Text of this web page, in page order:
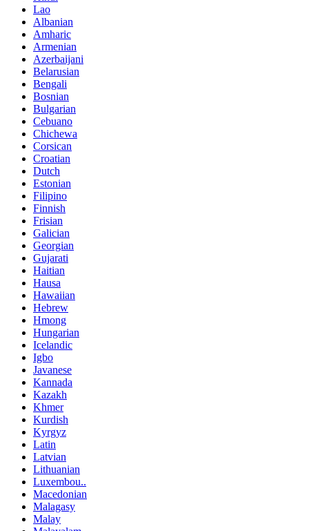
Lao
Albanian
Amharic
Armenian
Azerbaijani
Belarusian
Bengali
Bosnian
Bulgarian
Cebuano
Chichewa
Corsican
Croatian
Dutch
Estonian
Filipino
Finnish
Frisian
Galician
Georgian
Gujarati
Haitian
Hausa
Hawaiian
Hebrew
Hmong
Hungarian
Icelandic
Igbo
Javanese
Kannada
Kazakh
Khmer
Kurdish
Kyrgyz
Latin
Latvian
Lithuanian
Luxembou..
Macedonian
Malagasy
Malay